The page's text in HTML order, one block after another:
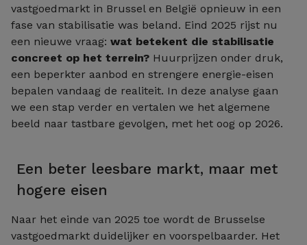
vastgoedmarkt in Brussel en België opnieuw in een
fase van stabilisatie was beland. Eind 2025 rijst nu
een nieuwe vraag: wat betekent die stabilisatie
concreet op het terrein? Huurprijzen onder druk,
een beperkter aanbod en strengere energie-eisen
bepalen vandaag de realiteit. In deze analyse gaan
we een stap verder en vertalen we het algemene
beeld naar tastbare gevolgen, met het oog op 2026.
Een beter leesbare markt, maar met
hogere eisen
Naar het einde van 2025 toe wordt de Brusselse
vastgoedmarkt duidelijker en voorspelbaarder. Het